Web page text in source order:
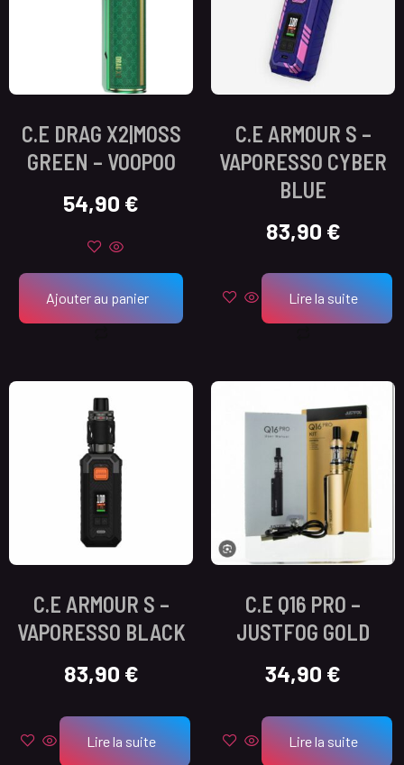
C.E DRAG X2|MOSS
GREEN – VOOPOO
54,90 €
Ajouter au panier
C.E ARMOUR S –
VAPORESSO CYBER
BLUE
83,90 €
Lire la suite
C.E ARMOUR S –
VAPORESSO BLACK
83,90 €
Lire la suite
C.E Q16 PRO –
JUSTFOG GOLD
34,90 €
Lire la suite